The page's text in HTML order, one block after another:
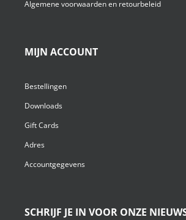
Algemene voorwaarden en retourbeleid
MIJN ACCOUNT
Bestellingen
Downloads
Gift Cards
Adres
Accountgegevens
SCHRIJF JE IN VOOR ONZE